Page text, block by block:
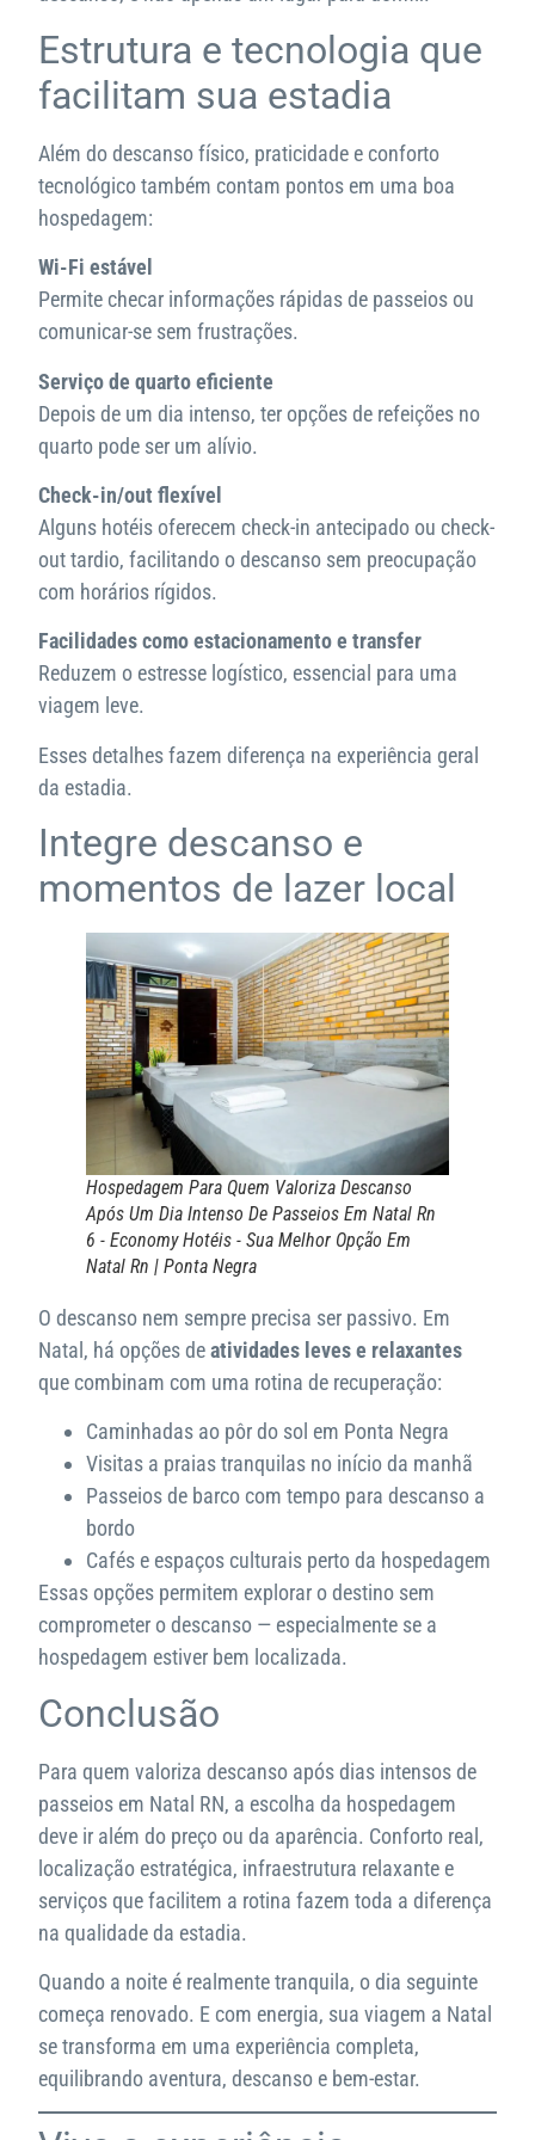
Estrutura e tecnologia que
facilitam sua estadia
Além do descanso físico, praticidade e conforto
tecnológico também contam pontos em uma boa
hospedagem:
Wi-Fi estável
Permite checar informações rápidas de passeios ou
comunicar-se sem frustrações.
Serviço de quarto eficiente
Depois de um dia intenso, ter opções de refeições no
quarto pode ser um alívio.
Check-in/out flexível
Alguns hotéis oferecem check-in antecipado ou check-
out tardio, facilitando o descanso sem preocupação
com horários rígidos.
Facilidades como estacionamento e transfer
Reduzem o estresse logístico, essencial para uma
viagem leve.
Esses detalhes fazem diferença na experiência geral
da estadia.
Integre descanso e
momentos de lazer local
Hospedagem Para Quem Valoriza Descanso
Após Um Dia Intenso De Passeios Em Natal Rn
6 - Economy Hotéis - Sua Melhor Opção Em
Natal Rn | Ponta Negra
O descanso nem sempre precisa ser passivo. Em
Natal, há opções deatividades leves e relaxantes
que combinam com uma rotina de recuperação:
Caminhadas ao pôr do sol em Ponta Negra
Visitas a praias tranquilas no início da manhã
Passeios de barco com tempo para descanso a
bordo
Cafés e espaços culturais perto da hospedagem
Essas opções permitem explorar o destino sem
comprometer o descanso — especialmente se a
hospedagem estiver bem localizada.
Conclusão
Para quem valoriza descanso após dias intensos de
passeios em Natal RN, a escolha da hospedagem
deve ir além do preço ou da aparência. Conforto real,
localização estratégica, infraestrutura relaxante e
serviços que facilitem a rotina fazem toda a diferença
na qualidade da estadia.
Quando a noite é realmente tranquila, o dia seguinte
começa renovado. E com energia, sua viagem a Natal
se transforma em uma experiência completa,
equilibrando aventura, descanso e bem-estar.